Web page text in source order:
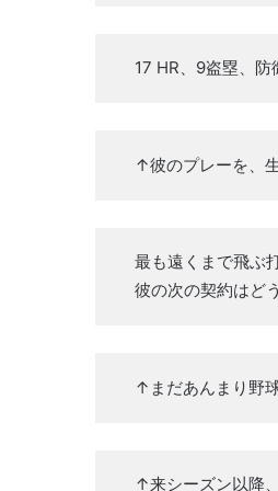
17 HR、9盗塁、
↑彼のプレーを、
最も遠くまで飛ぶ
彼の次の契約はど
↑まだあんまり野
↑来シーズン以降